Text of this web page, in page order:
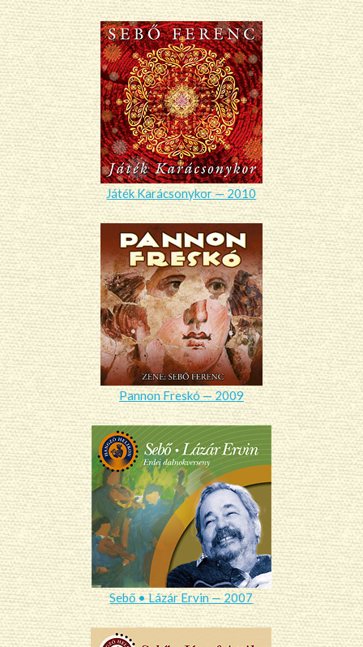
Játék Karácsonykor — 2010
Pannon Freskó — 2009
Sebő • Lázár Ervin — 2007